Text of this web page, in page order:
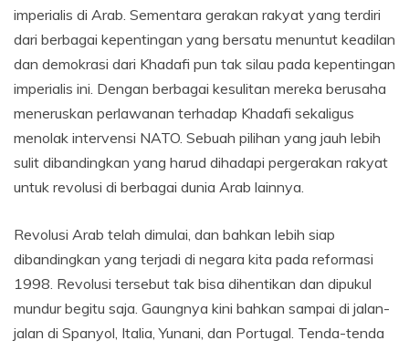
imperialis di Arab. Sementara gerakan rakyat yang terdiri
dari berbagai kepentingan yang bersatu menuntut keadilan
dan demokrasi dari Khadafi pun tak silau pada kepentingan
imperialis ini. Dengan berbagai kesulitan mereka berusaha
meneruskan perlawanan terhadap Khadafi sekaligus
menolak intervensi NATO. Sebuah pilihan yang jauh lebih
sulit dibandingkan yang harud dihadapi pergerakan rakyat
untuk revolusi di berbagai dunia Arab lainnya.
Revolusi Arab telah dimulai, dan bahkan lebih siap
dibandingkan yang terjadi di negara kita pada reformasi
1998. Revolusi tersebut tak bisa dihentikan dan dipukul
mundur begitu saja. Gaungnya kini bahkan sampai di jalan-
jalan di Spanyol, Italia, Yunani, dan Portugal. Tenda-tenda